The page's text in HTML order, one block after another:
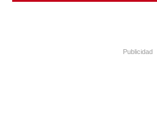
Publicidad